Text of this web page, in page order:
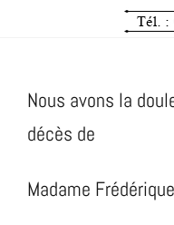
Nous avons la
décès de
Madame